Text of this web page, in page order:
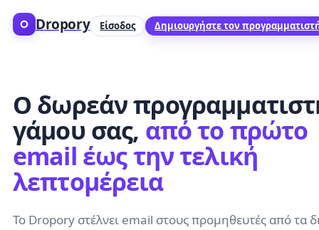
Dropory Είσοδος Δημιουργήστε τον
Ο δωρεάν
γάμου σας, από το πρώτο
email έως την τελική
λεπτομέρεια
Το Dropory στέλνει email στους προμηθευτές από τα